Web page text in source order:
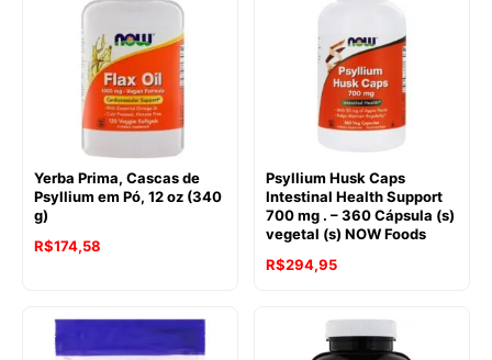
Yerba Prima, Cascas de
Psyllium em Pó, 12 oz (340
g)
R$174,58
Psyllium Husk Caps
Intestinal Health Support
700 mg . – 360 Cápsula (s)
vegetal (s) NOW Foods
O
R$294,95O
atual
é: